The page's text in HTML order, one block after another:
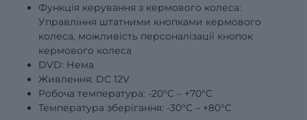
Функція керування з кермового колеса:
Управління штатними кнопками кермового
колеса, можливість персоналізації кнопок
кермового колеса
DVD: Нема
Живлення: DC 12V
Робоча температура: -20°C – +70°C
Температура зберігання: -30°C – +80°C